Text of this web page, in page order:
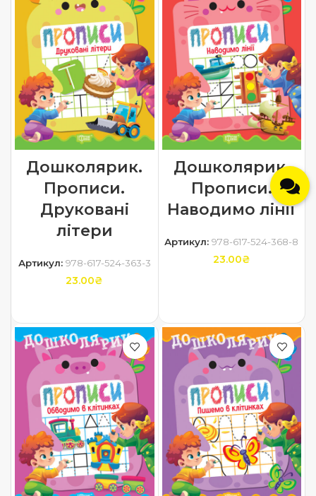
Дошколярик.
Прописи.
Друковані
літери
Артикул: 978-617-524-363-3
23.00₴
Дошколярик.
Прописи.
Наводимо лінії
Артикул:978-617-524-368-8
23.00₴